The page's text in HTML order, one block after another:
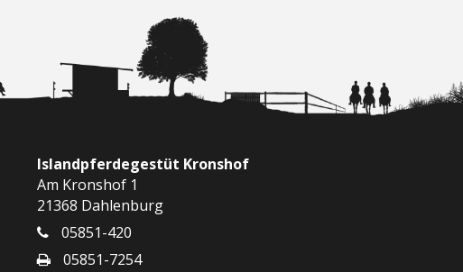
Islandpferdegestüt Kronshof
Am Kronshof 1
21368 Dahlenburg
05851-420
05851-7254